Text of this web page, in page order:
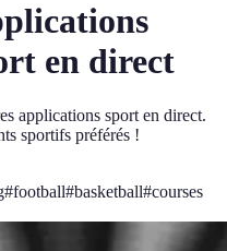
en direct
applications sport en direct.
sportifs préférés !
#football#basketball#courses